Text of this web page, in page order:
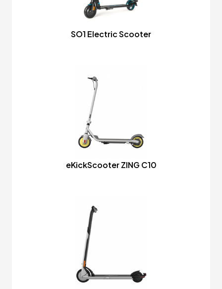
SO1 Electric Scooter
eKickScooter ZING C10